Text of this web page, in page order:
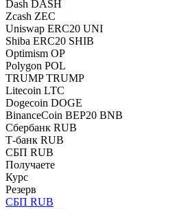
Dash DASH
Zcash ZEC
Uniswap ERC20 UNI
Shiba ERC20 SHIB
Optimism OP
Polygon POL
TRUMP TRUMP
Litecoin LTC
Dogecoin DOGE
BinanceCoin BEP20 BNB
Сбербанк RUB
Т-банк RUB
СБП RUB
Получаете
Курс
Резерв
СБП RUB